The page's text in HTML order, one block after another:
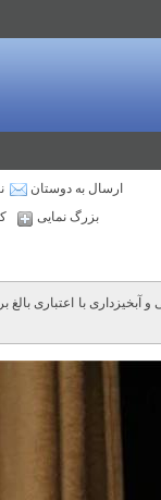
ارسال به دوستان
بزرگ نمایی